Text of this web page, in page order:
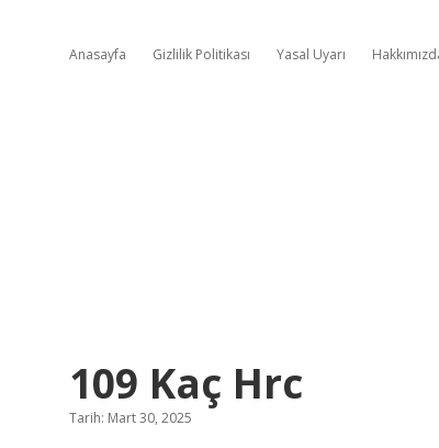
Anasayfa Gizlilik Politikası Yasal Uyarı
109 Kaç Hrc
Tarih: Mart 30, 2025